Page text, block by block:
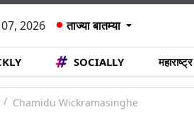
2026 ताज्या बातम्या
SOCIALLY महाराष्ट्र
Chamidu Wickramasinghe